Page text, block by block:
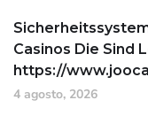
Casinos Die Sind
https://
4 agosto, 2026